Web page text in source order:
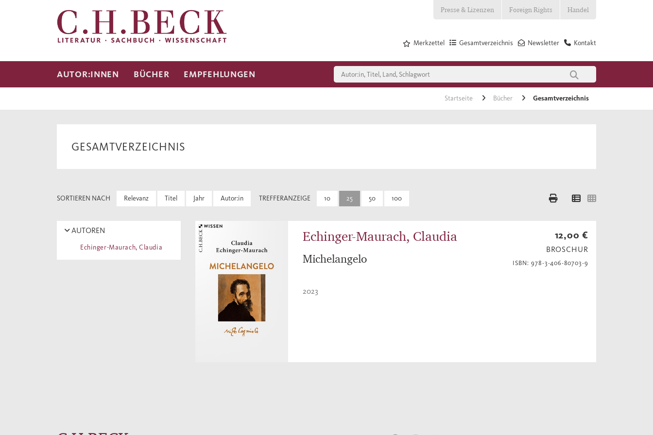
Presse & Lizenzen Foreign Rights Handel
Kontakt
Newsletter
Gesamtverzeichnis
Merkzettel
AUTOR:INNEN BÜCHER EMPFEHLUNGEN
Startseite Bücher Gesamtverzeichnis
GESAMTVERZEICHNIS
SORTIEREN NACH Relevanz Titel Jahr Autor:in TREFFERANZEIGE 10 25 50 100
AUTOREN
Echinger-Maurach, Claudia
Echinger-Maurach, Claudia
Michelangelo
2023
12,00 €
BROSCHUR
ISBN: 978-3-406-80703-9